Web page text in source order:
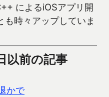
によるiOSアプリ開
時々アップしていま
前の記事
かで